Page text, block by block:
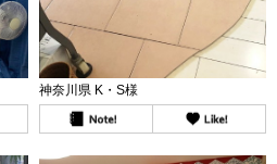
神奈川県 K・S様